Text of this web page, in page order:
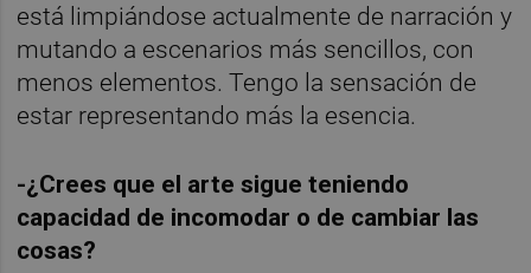
está limpiándose actualmente de narración y
mutando a escenarios más sencillos, con
menos elementos. Tengo la sensación de
estar representando más la esencia.
-¿Crees que el arte sigue teniendo
capacidad de incomodar o de cambiar las
cosas?